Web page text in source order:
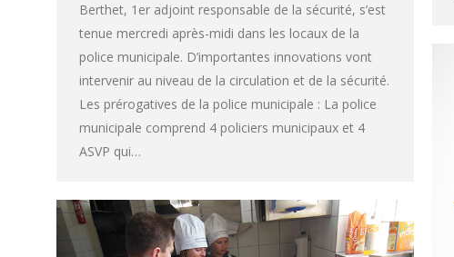
Berthet, 1er adjoint responsable de la sécurité, s’est
tenue mercredi après-midi dans les locaux de la
police municipale. D’importantes innovations vont
intervenir au niveau de la circulation et de la sécurité.
Les prérogatives de la police municipale : La police
municipale comprend 4 policiers municipaux et 4
ASVP qui…